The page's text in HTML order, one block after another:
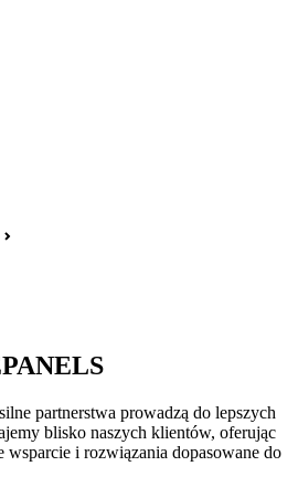
partnerstwa prowadzą do lepszych
blisko naszych klientów, oferując
wsparcie i rozwiązania dopasowane do